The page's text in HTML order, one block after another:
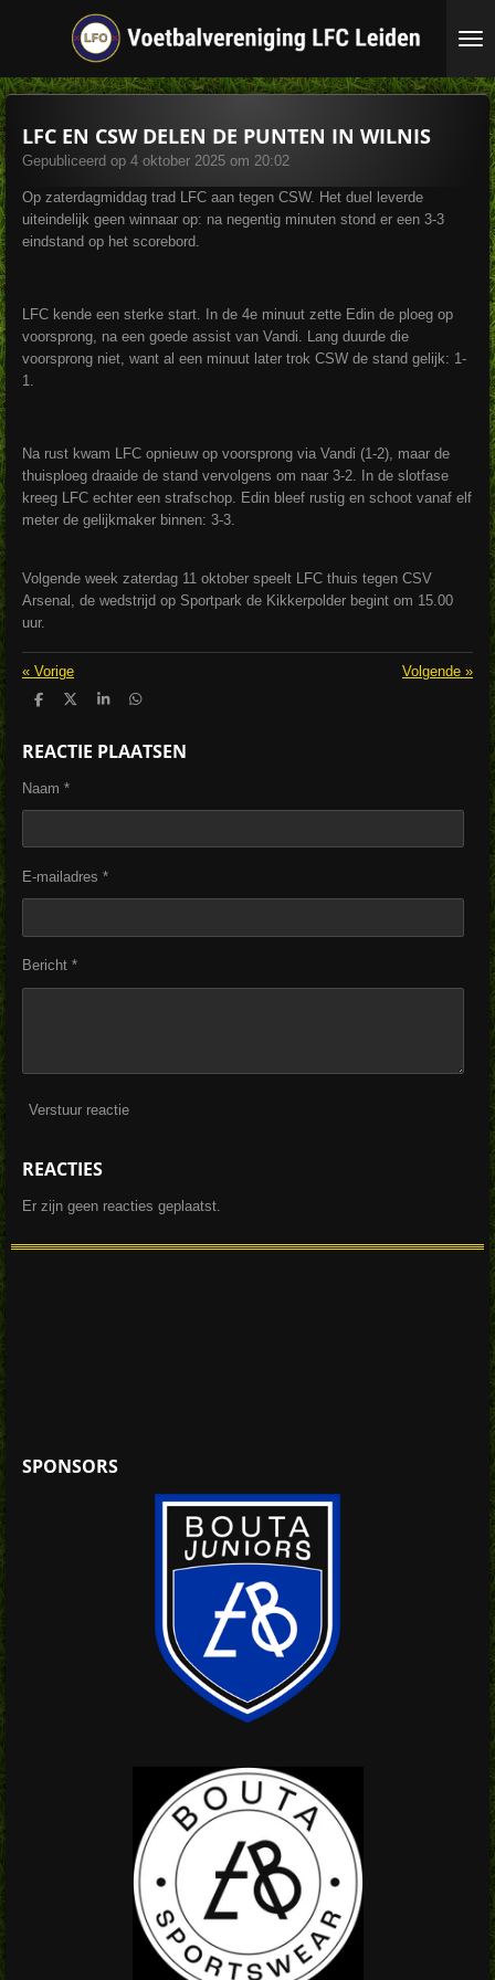
de
LFC EN CSW DELEN DE PUNTEN IN WILNIS
Gepubliceerd op 4 oktober 2025 om 20:02
Op zaterdagmiddag trad LFC aan tegen CSW. Het duel leverde
uiteindelijk geen winnaar op: na negentig minuten stond er een 3-3
eindstand op het scorebord.
LFC kende een sterke start. In de 4e minuut zette Edin de ploeg op
voorsprong, na een goede assist van Vandi. Lang duurde die
voorsprong niet, want al een minuut later trok CSW de stand gelijk: 1-
1.
Na rust kwam LFC opnieuw op voorsprong via Vandi (1-2), maar de
thuisploeg draaide de stand vervolgens om naar 3-2. In de slotfase
kreeg LFC echter een strafschop. Edin bleef rustig en schoot vanaf elf
meter de gelijkmaker binnen: 3-3.
Volgende week zaterdag 11 oktober speelt LFC thuis tegen CSV
Arsenal, de wedstrijd op Sportpark de Kikkerpolder begint om 15.00
uur.
« Vorige Volgende »
D
e
n
D
l
S
r
e
D
e
n
REACTIE PLAATSEN
Naam *
E-mailadres *
Bericht *
Verstuur reactie
REACTIES
Er zijn geen reacties geplaatst.
SPONSORS